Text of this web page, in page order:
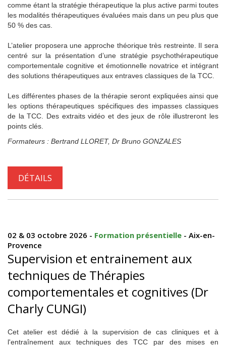
comme étant la stratégie thérapeutique la plus active parmi toutes
les modalités thérapeutiques évaluées mais dans un peu plus que
50 % des cas.
L’atelier proposera une approche théorique très restreinte. Il sera
centré sur la présentation d’une stratégie psychothérapeutique
comportementale cognitive et émotionnelle novatrice et intégrant
des solutions thérapeutiques aux entraves classiques de la TCC.
Les différentes phases de la thérapie seront expliquées ainsi que
les options thérapeutiques spécifiques des impasses classiques
de la TCC. Des extraits vidéo et des jeux de rôle illustreront les
points clés.
Formateurs : Bertrand LLORET, Dr Bruno GONZALES
DÉTAILS
02 & 03 octobre 2026 - Formation présentielle - Aix-en-
Provence
Supervision et entrainement aux
techniques de Thérapies
comportementales et cognitives (Dr
Charly CUNGI)
Cet atelier est dédié à la supervision de cas cliniques et à
l'entraînement aux techniques des TCC par des mises en